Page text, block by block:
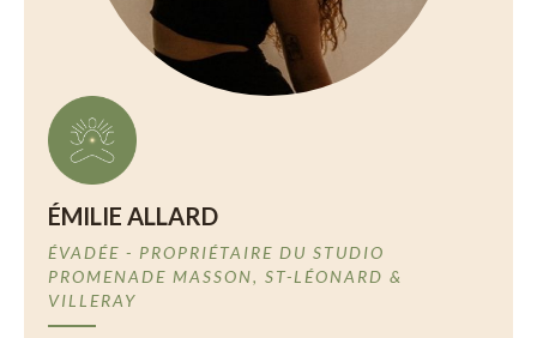
ÉMILIE ALLARD
ÉVADÉE - PROPRIÉTAIRE DU STUDIO
PROMENADE MASSON, ST-LÉONARD &
VILLERAY